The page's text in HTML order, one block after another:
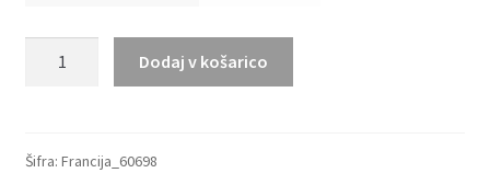
Domači
Dodaj v košarico
Šifra: Francija_60698